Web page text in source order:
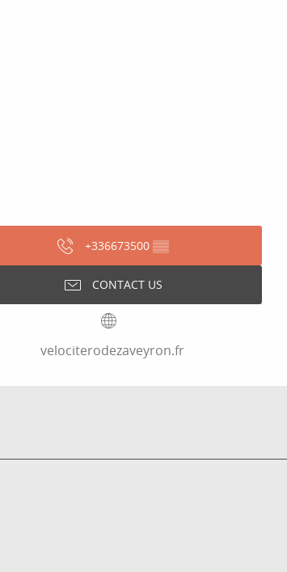
+336673500 ▒▒
CONTACT US
velociterodezaveyron.fr